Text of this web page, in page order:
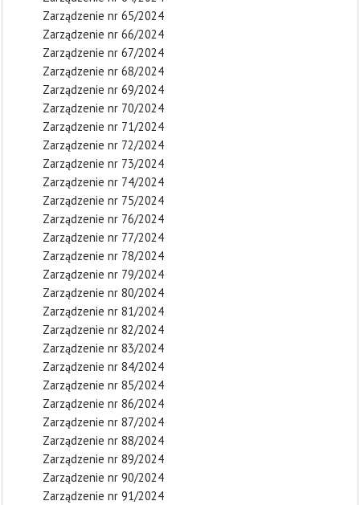
Zarządzenie nr 65/2024
Zarządzenie nr 66/2024
Zarządzenie nr 67/2024
Zarządzenie nr 68/2024
Zarządzenie nr 69/2024
Zarządzenie nr 70/2024
Zarządzenie nr 71/2024
Zarządzenie nr 72/2024
Zarządzenie nr 73/2024
Zarządzenie nr 74/2024
Zarządzenie nr 75/2024
Zarządzenie nr 76/2024
Zarządzenie nr 77/2024
Zarządzenie nr 78/2024
Zarządzenie nr 79/2024
Zarządzenie nr 80/2024
Zarządzenie nr 81/2024
Zarządzenie nr 82/2024
Zarządzenie nr 83/2024
Zarządzenie nr 84/2024
Zarządzenie nr 85/2024
Zarządzenie nr 86/2024
Zarządzenie nr 87/2024
Zarządzenie nr 88/2024
Zarządzenie nr 89/2024
Zarządzenie nr 90/2024
Zarządzenie nr 91/2024